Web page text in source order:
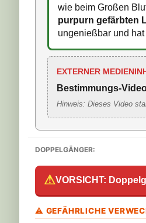
wie beim Großen
purpurn gefärbten
ungenießbar und
EXTERNER
Bestimmungs-
Hinweis: Dieses Video
DOPPELGÄNGER:
⚠VORSICHT:
⚠ GEFÄHRLICHE